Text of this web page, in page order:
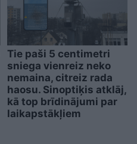
Tie paši 5 centimetri
sniega vienreiz neko
nemaina, citreiz rada
haosu. Sinoptiķis atklāj,
kā top brīdinājumi par
laikapstākļiem